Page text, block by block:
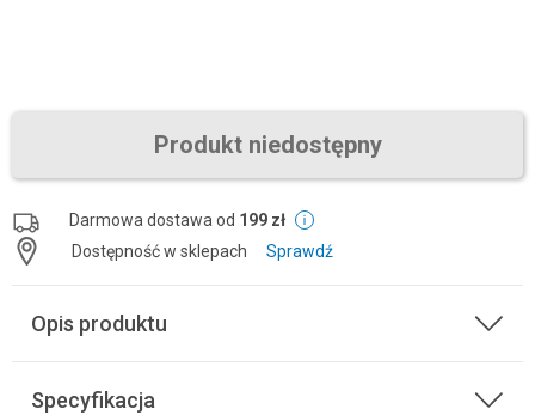
Produkt niedostępny
Darmowa dostawa od 199 zł
Dostępność w sklepach
Sprawdź
Opis produktu
Specyfikacja